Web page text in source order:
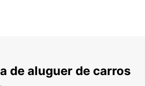
de aluguer de carros